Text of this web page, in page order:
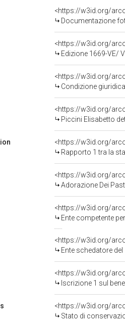
Documentazione
<https://w3id.org/
Edizione 1669-VE/
Condizione
<https://w3id.org/
Piccini Elisabetto
<https://w3id.org/
Rapporto 1 tra la
<https://w3id.org/
Adorazione Dei
<https://w3id.org/
Ente competente per tutela del
<https://w3id.org/
Ente schedatore del
<https://w3id.org/
Iscrizione 1 sul
<https://w3id.org/
Stato di